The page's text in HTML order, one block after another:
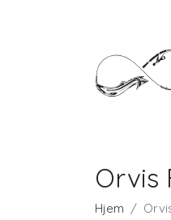
Orvis
Hjem